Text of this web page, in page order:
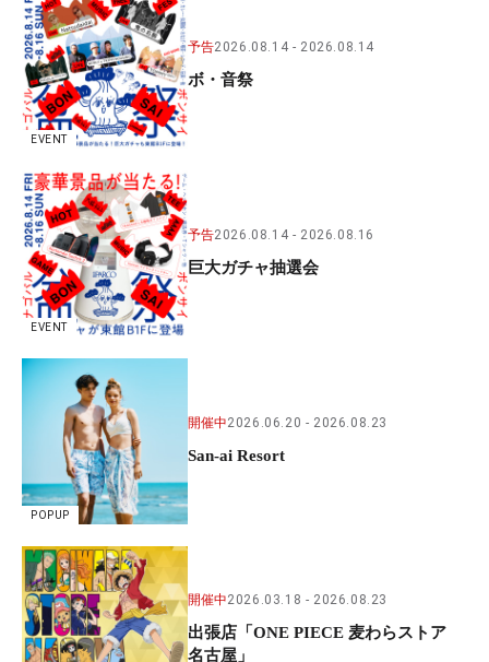
EVENT
予告2026.08.14 2026.08.14
ボ・音祭
EVENT
予告2026.08.14 2026.08.16
巨大ガチャ抽選会
POPUP
開催中2026.06.20 2026.08.23
San-ai Resort
開催中2026.03.18 2026.08.23
出張店「ONE PIECE 麦わらストア
名古屋」